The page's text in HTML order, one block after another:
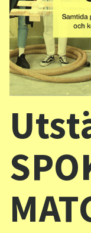
Sv /En